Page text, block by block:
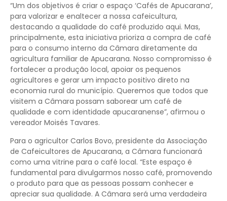
“Um dos objetivos é criar o espaço ‘Cafés de Apucarana’,
para valorizar e enaltecer a nossa cafeicultura,
destacando a qualidade do café produzido aqui. Mas,
principalmente, esta iniciativa prioriza a compra de café
para o consumo interno da Câmara diretamente da
agricultura familiar de Apucarana. Nosso compromisso é
fortalecer a produção local, apoiar os pequenos
agricultores e gerar um impacto positivo direto na
economia rural do município. Queremos que todos que
visitem a Câmara possam saborear um café de
qualidade e com identidade apucaranense”, afirmou o
vereador Moisés Tavares.
Para o agricultor Carlos Bovo, presidente da Associação
de Cafeicultores de Apucarana, a Câmara funcionará
como uma vitrine para o café local. “Este espaço é
fundamental para divulgarmos nosso café, promovendo
o produto para que as pessoas possam conhecer e
apreciar sua qualidade. A Câmara será uma verdadeira